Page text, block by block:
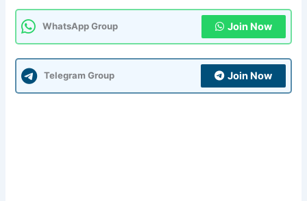
WhatsApp Group Join Now
Telegram Group Join Now